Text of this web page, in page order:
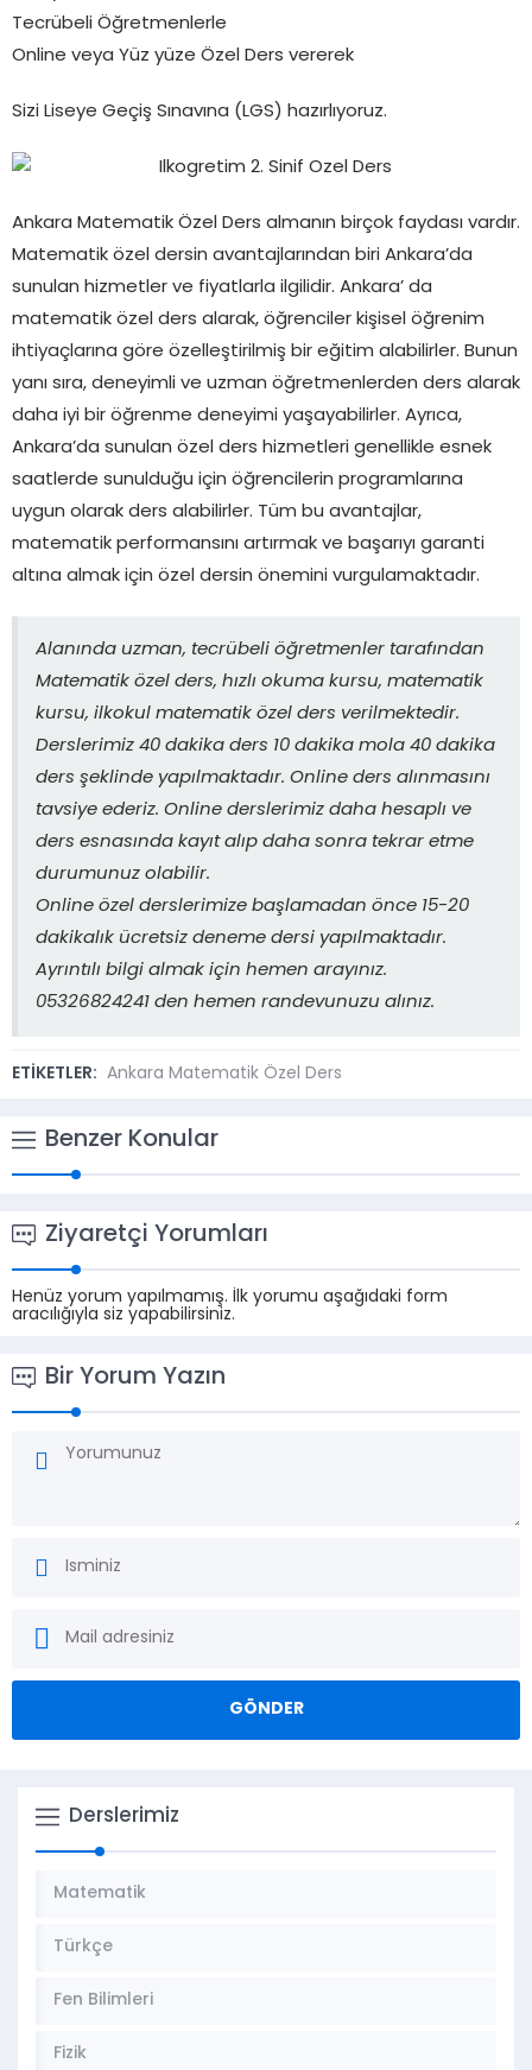
Tecrübeli Öğretmenlerle
Online veya Yüz yüze Özel Ders vererek
Sizi Liseye Geçiş Sınavına (LGS) hazırlıyoruz.
Ankara Matematik Özel Ders almanın birçok faydası vardır.
Matematik özel dersin avantajlarından biri Ankara’da
sunulan hizmetler ve fiyatlarla ilgilidir. Ankara’ da
matematik özel ders alarak, öğrenciler kişisel öğrenim
ihtiyaçlarına göre özelleştirilmiş bir eğitim alabilirler. Bunun
yanı sıra, deneyimli ve uzman öğretmenlerden ders alarak
daha iyi bir öğrenme deneyimi yaşayabilirler. Ayrıca,
Ankara’da sunulan özel ders hizmetleri genellikle esnek
saatlerde sunulduğu için öğrencilerin programlarına
uygun olarak ders alabilirler. Tüm bu avantajlar,
matematik performansını artırmak ve başarıyı garanti
altına almak için özel dersin önemini vurgulamaktadır.
Alanında uzman, tecrübeli öğretmenler tarafından
Matematik özel ders, hızlı okuma kursu, matematik
kursu, ilkokul matematik özel ders verilmektedir.
Derslerimiz 40 dakika ders 10 dakika mola 40 dakika
ders şeklinde yapılmaktadır. Online ders alınmasını
tavsiye ederiz. Online derslerimiz daha hesaplı ve
ders esnasında kayıt alıp daha sonra tekrar etme
durumunuz olabilir.
Online özel derslerimize başlamadan önce 15-20
dakikalık ücretsiz deneme dersi yapılmaktadır.
Ayrıntılı bilgi almak için hemen arayınız.
05326824241 den hemen randevunuzu alınız.
ETİKETLER: Ankara Matematik Özel Ders
Benzer Konular
Ziyaretçi Yorumları
Henüz yorum yapılmamış. İlk yorumu aşağıdaki form
aracılığıyla siz yapabilirsiniz.
Bir Yorum Yazın
Derslerimiz
Matematik
Türkçe
Fen Bilimleri
Fizik